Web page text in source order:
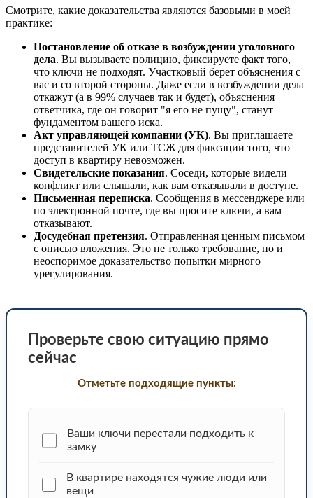
Смотрите, какие доказательства являются базовыми в моей
практике:
Постановление об отказе в возбуждении уголовного
дела. Вы вызываете полицию, фиксируете факт того,
что ключи не подходят. Участковый берет объяснения с
вас и со второй стороны. Даже если в возбуждении дела
откажут (а в 99% случаев так и будет), объяснения
ответчика, где он говорит "я его не пущу", станут
фундаментом вашего иска.
Акт управляющей компании (УК). Вы приглашаете
представителей УК или ТСЖ для фиксации того, что
доступ в квартиру невозможен.
Свидетельские показания. Соседи, которые видели
конфликт или слышали, как вам отказывали в доступе.
Письменная переписка. Сообщения в мессенджере или
по электронной почте, где вы просите ключи, а вам
отказывают.
Досудебная претензия. Отправленная ценным письмом
с описью вложения. Это не только требование, но и
неоспоримое доказательство попытки мирного
урегулирования.
Проверьте свою ситуацию прямо
сейчас
Отметьте подходящие пункты:
Ваши ключи перестали подходить к
замку
В квартире находятся чужие люди или
вещи